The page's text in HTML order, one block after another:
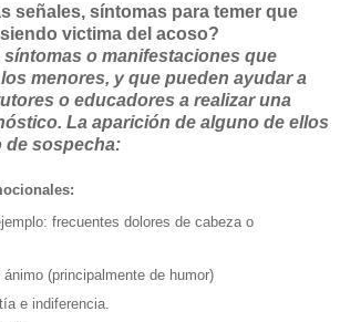
señales, síntomas para temer que
victima del acoso?
o manifestaciones que
menores, y que pueden ayudar a
o educadores a realizar una
La aparición de alguno de ellos
de sospecha:
frecuentes dolores de cabeza o
(principalmente de humor)
e indiferencia.